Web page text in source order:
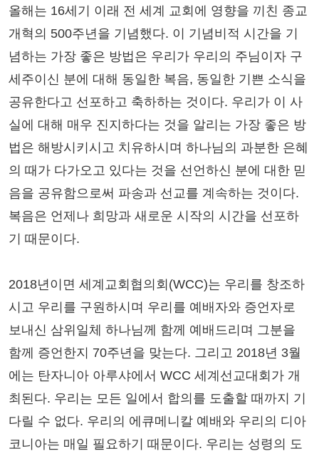
올해는 16세기 이래 전 세계 교회에 영향을 끼친 종교
개혁의 500주년을 기념했다. 이 기념비적 시간을 기
념하는 가장 좋은 방법은 우리가 우리의 주님이자 구
세주이신 분에 대해 동일한 복음, 동일한 기쁜 소식을
공유한다고 선포하고 축하하는 것이다. 우리가 이 사
실에 대해 매우 진지하다는 것을 알리는 가장 좋은 방
법은 해방시키시고 치유하시며 하나님의 과분한 은혜
의 때가 다가오고 있다는 것을 선언하신 분에 대한 믿
음을 공유함으로써 파송과 선교를 계속하는 것이다.
복음은 언제나 희망과 새로운 시작의 시간을 선포하
기 때문이다.
2018년이면 세계교회협의회(WCC)는 우리를 창조하
시고 우리를 구원하시며 우리를 예배자와 증언자로
보내신 삼위일체 하나님께 함께 예배드리며 그분을
함께 증언한지 70주년을 맞는다. 그리고 2018년 3월
에는 탄자니아 아루샤에서 WCC 세계선교대회가 개
최된다. 우리는 모든 일에서 합의를 도출할 때까지 기
다릴 수 없다. 우리의 에큐메니칼 예배와 우리의 디아
코니아는 매일 필요하기 때문이다. 우리는 성령의 도